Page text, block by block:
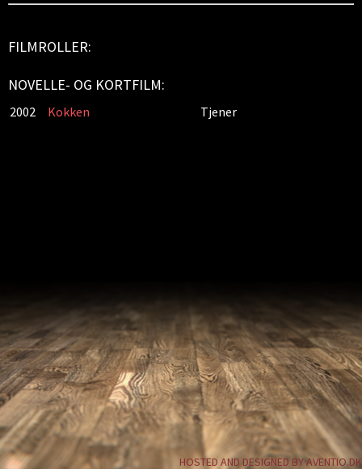
FILMROLLER:
NOVELLE- OG KORTFILM:
2002 Kokken Tjener
HOSTED AND DESIGNED BY AVENTIO.DK